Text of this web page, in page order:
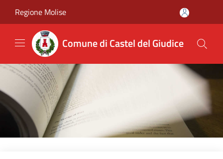
Regione Molise
Comune di Castel del Giudice